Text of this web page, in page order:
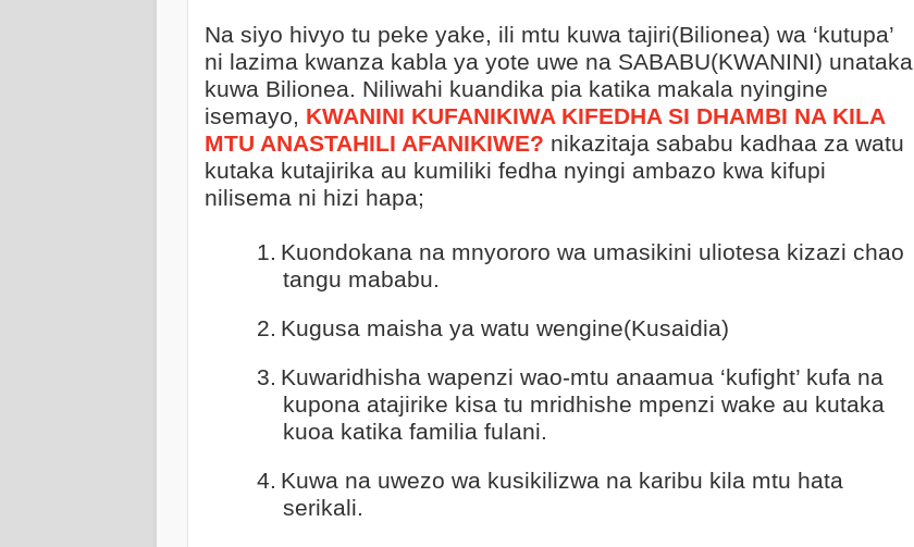
Na siyo hivyo tu peke yake, ili mtu kuwa tajiri(Bilionea) wa ‘kutupa’
ni lazima kwanza kabla ya yote uwe na SABABU(KWANINI) unataka
kuwa Bilionea. Niliwahi kuandika pia katika makala nyingine
isemayo, KWANINI KUFANIKIWA KIFEDHA SI DHAMBI NA KILA
MTU ANASTAHILI AFANIKIWE? nikazitaja sababu kadhaa za watu
kutaka kutajirika au kumiliki fedha nyingi ambazo kwa kifupi
nilisema ni hizi hapa;
1. Kuondokana na mnyororo wa umasikini uliotesa kizazi chao
tangu mababu.
2. Kugusa maisha ya watu wengine(Kusaidia)
3. Kuwaridhisha wapenzi wao-mtu anaamua ‘kufight’ kufa na
kupona atajirike kisa tu mridhishe mpenzi wake au kutaka
kuoa katika familia fulani.
4. Kuwa na uwezo wa kusikilizwa na karibu kila mtu hata
serikali.